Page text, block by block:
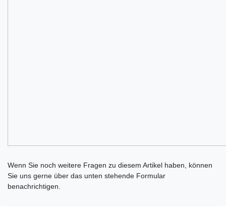
Wenn Sie noch weitere Fragen zu diesem Artikel haben, können
Sie uns gerne über das unten stehende Formular
benachrichtigen.